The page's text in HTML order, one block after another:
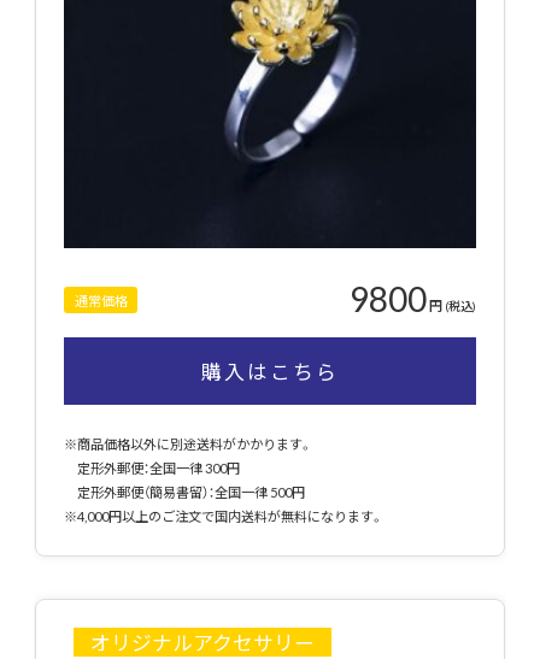
通常価格 9800円 (税込)
購入はこちら
※商品価格以外に別途送料がかかります。
定形外郵便：全国一律 300円
定形外郵便（簡易書留）：全国一律 500円
※4,000円以上のご注文で国内送料が無料になります。
オリジナルアクセサリー